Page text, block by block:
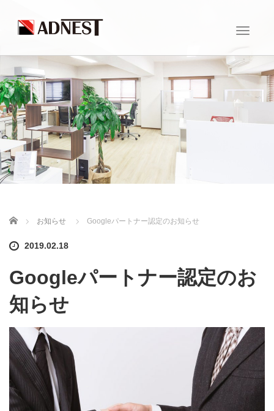
T
g
g
l
e
n
ホーム お知らせ Googleパートナー認定のお知らせ
2019.02.18
Googleパートナー認定のお
知らせ